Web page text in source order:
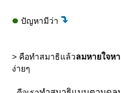
ปัญหามีว่า
> คือทำสมาธิแล้วลมหายใจห
ง่ายๆ